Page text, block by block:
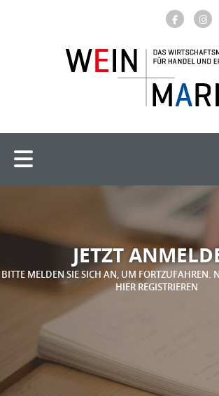
JETZT
BITTE MELDEN SIE SICH AN, UM FORTZUFAHREN.
HIER REGISTRIEREN